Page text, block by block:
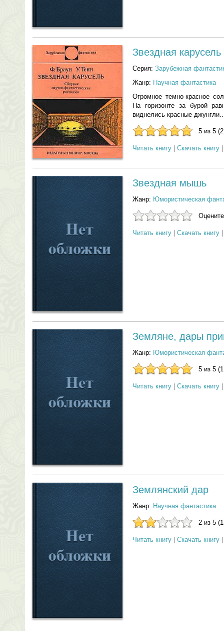
Звездная карусель
Серия: Зарубежная
Жанр: Научная фантастика
Огромное темно-красное
На горизонте за бурой
виднелись красные
5 из 5
Читать книгу Скачать книгу
Звездная мышь
Жанр: Юмористическая
Читать книгу Скачать книгу
Земляне, дары
Жанр: Юмористическая
5 из 5
Читать книгу Скачать книгу
Землянский дар
Жанр: Научная фантастика
2 из 5
Читать книгу Скачать книгу